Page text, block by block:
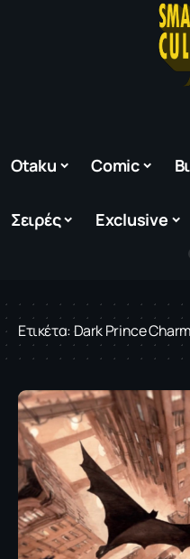
Otaku Comic
Σειρές Exclusive
Ετικέτα:Dark Prince